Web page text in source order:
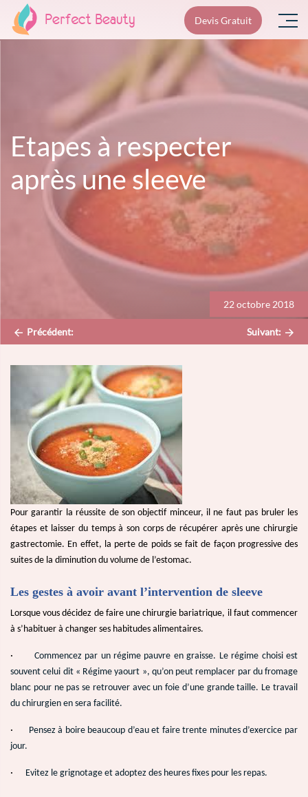
content
Devis Gratuit
Etapes à respecter
après une sleeve
22 octobre 2018
Navigation
Précédent: Suivant:
Pour garantir la réussite de son objectif minceur, il ne faut pas bruler les
étapes et laisser du temps à son corps de récupérer après une chirurgie
gastrectomie. En effet, la perte de poids se fait de façon progressive des
suites de la diminution du volume de l’estomac.
Les gestes à avoir avant l’intervention de sleeve
Lorsque vous décidez de faire une chirurgie bariatrique, il faut commencer
à s’habituer à changer ses habitudes alimentaires.
·
Commencez par un régime pauvre en graisse. Le régime choisi est
souvent celui dit « Régime yaourt », qu’on peut remplacer par du fromage
blanc pour ne pas se retrouver avec un foie d’une grande taille. Le travail
du chirurgien en sera facilité.
·
Pensez à boire beaucoup d’eau et faire trente minutes d’exercice par
jour.
· Evitez le grignotage et adoptez des heures fixes pour les repas.